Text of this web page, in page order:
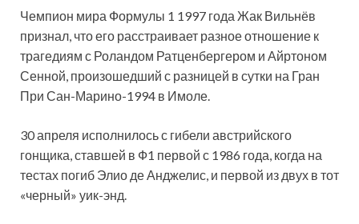
Чемпион мира Формулы 1 1997 года Жак Вильнёв
признал, что его расстраивает разное отношение к
трагедиям с Роландом Ратценбергером и Айртоном
Сенной, произошедший с разницей в сутки на Гран
При Сан-Марино-1994 в Имоле.
30 апреля исполнилось с гибели австрийского
гонщика, ставшей в Ф1 первой с 1986 года, когда на
тестах погиб Элио де Анджелис, и первой из двух в тот
«черный» уик-энд.